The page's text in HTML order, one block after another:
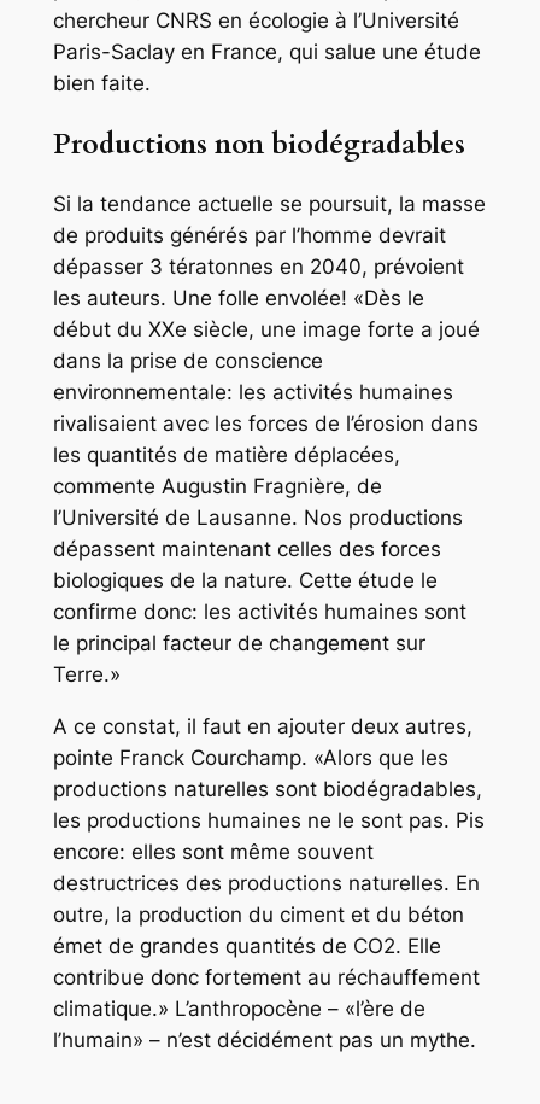
chercheur CNRS en écologie à l’Université
Paris-Saclay en France, qui salue une étude
bien faite.
Productions non biodégradables
Si la tendance actuelle se poursuit, la masse
de produits générés par l’homme devrait
dépasser 3 tératonnes en 2040, prévoient
les auteurs. Une folle envolée! «Dès le
début du XXe siècle, une image forte a joué
dans la prise de conscience
environnementale: les activités humaines
rivalisaient avec les forces de l’érosion dans
les quantités de matière déplacées,
commente Augustin Fragnière, de
l’Université de Lausanne. Nos productions
dépassent maintenant celles des forces
biologiques de la nature. Cette étude le
confirme donc: les activités humaines sont
le principal facteur de changement sur
Terre.»
A ce constat, il faut en ajouter deux autres,
pointe Franck Courchamp. «Alors que les
productions naturelles sont biodégradables,
les productions humaines ne le sont pas. Pis
encore: elles sont même souvent
destructrices des productions naturelles. En
outre, la production du ciment et du béton
émet de grandes quantités de CO2. Elle
contribue donc fortement au réchauffement
climatique.» L’anthropocène – «l’ère de
l’humain» – n’est décidément pas un mythe.